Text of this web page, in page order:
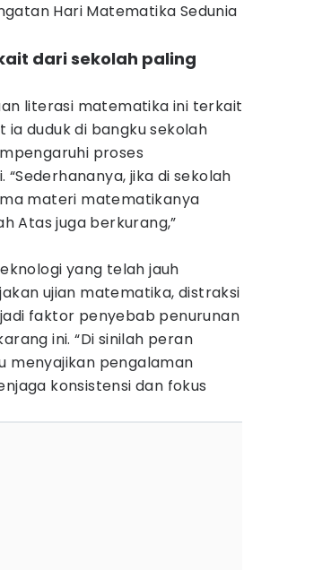
Hari Matematika Sedunia
dari sekolah paling
literasi matematika ini terkait
duduk di bangku sekolah
proses
jika di sekolah
materi matematikanya
Atas juga berkurang,”
yang telah jauh
ujian matematika, distraksi
faktor penyebab penurunan
ini. “Di sinilah peran
menyajikan pengalaman
konsistensi dan fokus